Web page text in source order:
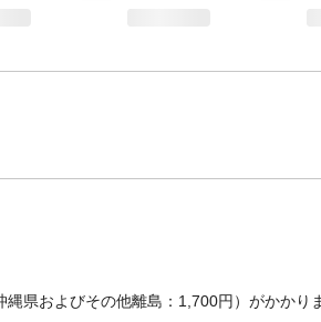
県およびその他離島：1,700円）がかかり